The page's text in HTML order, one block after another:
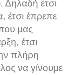
Δηλαδή έτσι
έτσι έπρεπε
μας
έτσι
πλήρη
να γίνουμε